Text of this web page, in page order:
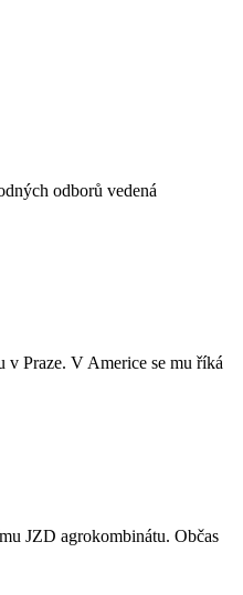
odborů vedená
v Praze. V Americe se mu říká
JZD agrokombinátu. Občas